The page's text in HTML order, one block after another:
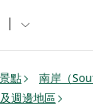
點
南岸（
週邊地區